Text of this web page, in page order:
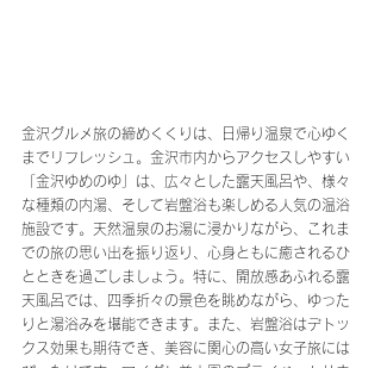
金沢グルメ旅の締めくくりは、日帰り温泉で心ゆく
までリフレッシュ。金沢市内からアクセスしやすい
「金沢ゆめのゆ」は、広々とした露天風呂や、様々
な種類の内湯、そして岩盤浴も楽しめる人気の温浴
施設です。天然温泉のお湯に浸かりながら、これま
での旅の思い出を振り返り、心身ともに癒されるひ
とときを過ごしましょう。特に、開放感あふれる露
天風呂では、四季折々の景色を眺めながら、ゆった
りと湯浴みを堪能できます。また、岩盤浴はデトッ
クス効果も期待でき、美容に関心の高い女子旅には